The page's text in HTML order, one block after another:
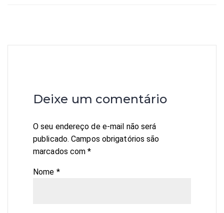
Deixe um comentário
O seu endereço de e-mail não será
publicado. Campos obrigatórios são
marcados com*
Nome *